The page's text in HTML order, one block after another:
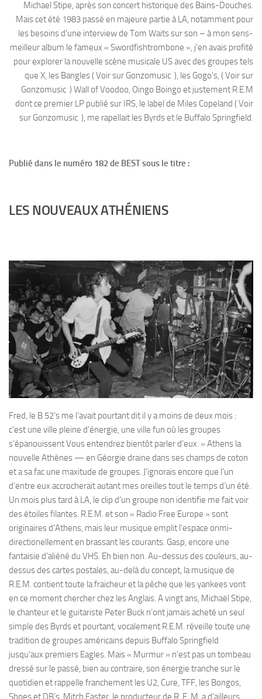
Michael Stipe, après son concert historique des Bains-Douches.
Mais cet été 1983 passé en majeure partie à LA, notamment pour
les besoins d’une interview de Tom Waits sur son – à mon sens-
meilleur album le fameux « Swordfishtrombone », j’en avais profité
pour explorer la nouvelle scène musicale US avec des groupes tels
que X, les Bangles ( Voir sur Gonzomusic ), les Gogo’s, ( Voir sur
Gonzomusic ) Wall of Voodoo, Oingo Boingo et justement R.E.M
dont ce premier LP publié sur IRS, le label de Miles Copeland ( Voir
sur Gonzomusic ), me rapellait les Byrds et le Buffalo Springfield.
Publié dans le numéro 182 de BEST sous le titre :
LES NOUVEAUX ATHÉNIENS
Fred, le B 52’s me l’avait pourtant dit il y a moins de deux mois :
c’est une ville pleine d’énergie, une ville fun où les groupes
s’épanouissent Vous entendrez bientôt parler d’eux. » Athens la
nouvelle Athènes — en Géorgie draine dans ses champs de coton
et a sa fac une maxitude de groupes. J’ignorais encore que l’un
d’entre eux accrocherait autant mes oreilles tout le temps d’un été.
Un mois plus tard à LA, le clip d’un groupe non identifie me fait voir
des étoiles filantes. R.E.M. et son « Radio Free Europe » sont
originaires d’Athens, mais leur musique emplit l’espace onmi-
directionellement en brassant les courants. Gasp, encore une
fantaisie d’aliéné du VHS. Eh bien non. Au-dessus des couleurs, au-
dessus des cartes postales, au-delà du concept, la musique de
R.E.M. contient toute la fraicheur et la pêche que les yankees vont
en ce moment chercher chez les Anglais. A vingt ans, Michaël Stipe,
le chanteur et le guitariste Peter Buck n’ont jamais acheté un seul
simple des Byrds et pourtant, vocalement R.E.M. réveille toute une
tradition de groupes américains depuis Buffalo Springfield
jusqu’aux premiers Eagles. Mais « Murmur » n’est pas un tombeau
dressé sur le passé, bien au contraire, son énergie tranche sur le
quotidien et rappelle franchement les U2, Cure, TFF, les Bongos,
Shoes et DB’s. Mitch Easter, le producteur de R. E .M, a d’ailleurs